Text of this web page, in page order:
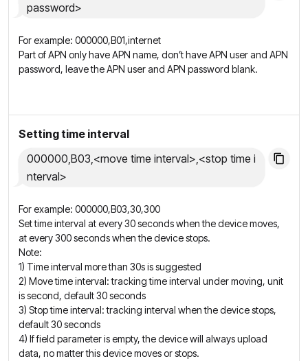
password>
For example: 000000,B01,internet
Part of APN only have APN name, don’t have APN user and APN
password, leave the APN user and APN password blank.
Setting time interval
000000,B03,<move time interval>,<stop time i
nterval>
For example: 000000,B03,30,300
Set time interval at every 30 seconds when the device moves,
at every 300 seconds when the device stops.
Note:
1) Time interval more than 30s is suggested
2) Move time interval: tracking time interval under moving, unit
is second, default 30 seconds
3) Stop time interval: tracking interval when the device stops,
default 30 seconds
4) If field parameter is empty, the device will always upload
data, no matter this device moves or stops.